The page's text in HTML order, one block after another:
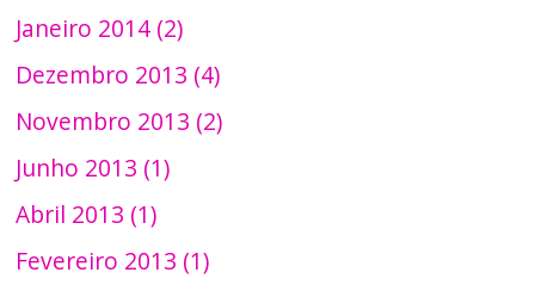
Janeiro 2014 (2)
Dezembro 2013 (4)
Novembro 2013 (2)
Junho 2013 (1)
Abril 2013 (1)
Fevereiro 2013 (1)